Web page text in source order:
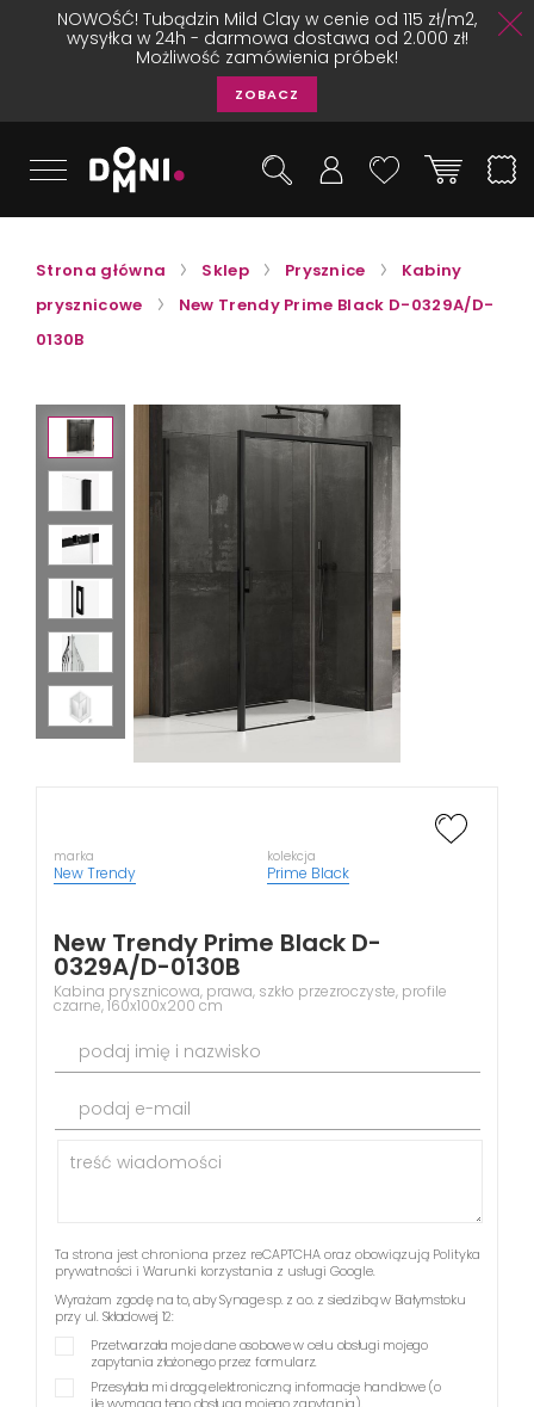
NOWOŚĆ! Tubądzin Mild Clay w cenie od 115 zł/m2,
wysyłka w 24h - darmowa dostawa od 2.000 zł!
Możliwość zamówienia próbek!
ZOBACZ
Strona główna Sklep Prysznice
Kabiny
prysznicowe
New Trendy Prime Black D-0329A/D-
0130B
marka
New Trendy
kolekcja
Prime Black
New Trendy Prime Black D-
0329A/D-0130B
Kabina prysznicowa, prawa, szkło przezroczyste, profile
czarne, 160x100x200 cm
podaj imię i nazwisko
podaj e-mail
Ta strona jest chroniona przez reCAPTCHA oraz obowiązują Polityka
prywatności i Warunki korzystania z usługi Google.
Wyrażam zgodę na to, aby Synage sp. z o.o. z siedzibą w Białymstoku
przy ul. Składowej 12:
Przetwarzała moje dane osobowe w celu obsługi mojego
zapytania złożonego przez formularz.
Przesyłała mi drogą elektroniczną informacje handlowe (o